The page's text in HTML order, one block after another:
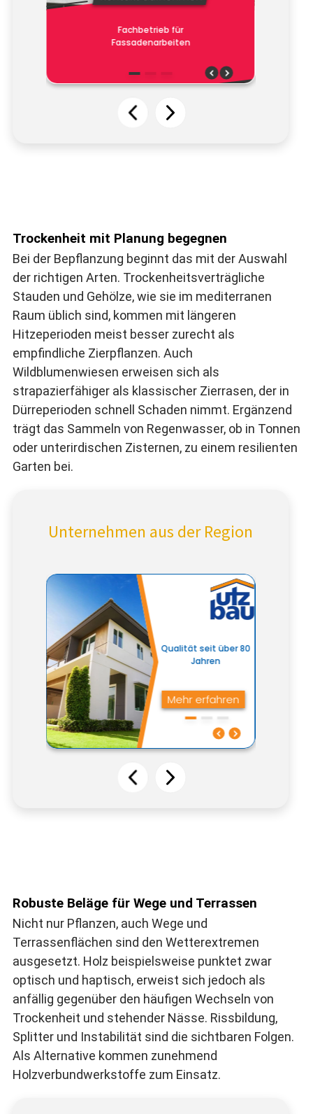
Trockenheit mit Planung begegnen
Bei der Bepflanzung beginnt das mit der Auswahl
der richtigen Arten. Trockenheitsverträgliche
Stauden und Gehölze, wie sie im mediterranen
Raum üblich sind, kommen mit längeren
Hitzeperioden meist besser zurecht als
empfindliche Zierpflanzen. Auch
Wildblumenwiesen erweisen sich als
strapazierfähiger als klassischer Zierrasen, der in
Dürreperioden schnell Schaden nimmt. Ergänzend
trägt das Sammeln von Regenwasser, ob in Tonnen
oder unterirdischen Zisternen, zu einem resilienten
Garten bei.
Unternehmen aus der Region
Robuste Beläge für Wege und Terrassen
Nicht nur Pflanzen, auch Wege und
Terrassenflächen sind den Wetterextremen
ausgesetzt. Holz beispielsweise punktet zwar
optisch und haptisch, erweist sich jedoch als
anfällig gegenüber den häufigen Wechseln von
Trockenheit und stehender Nässe. Rissbildung,
Splitter und Instabilität sind die sichtbaren Folgen.
Als Alternative kommen zunehmend
Holzverbundwerkstoffe zum Einsatz.